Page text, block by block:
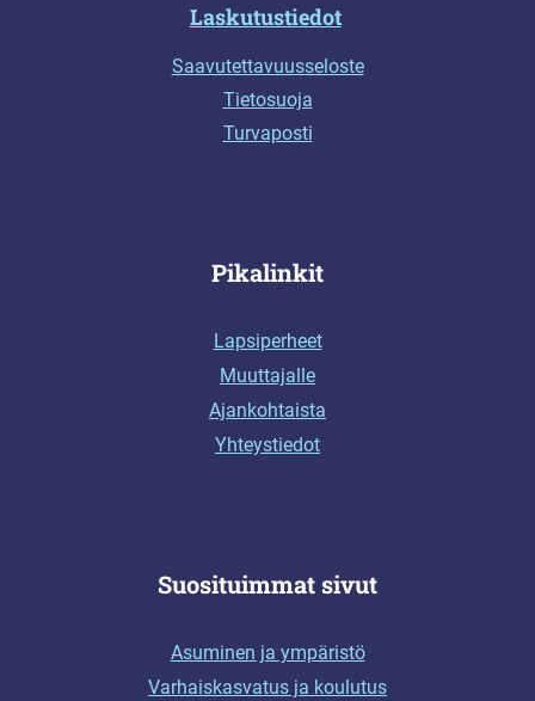
Laskutustiedot
Saavutettavuusseloste
Tietosuoja
Turvaposti
Pikalinkit
Lapsiperheet
Muuttajalle
Ajankohtaista
Yhteystiedot
Suosituimmat sivut
Asuminen ja ympäristö
Varhaiskasvatus ja koulutus